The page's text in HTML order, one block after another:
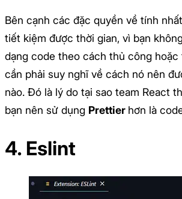
Bên cạnh các đặc quyền về tính
tiết kiệm được thời gian, vì bạn
dạng code theo cách thủ công hoặc
cần phải suy nghĩ về cách nó nên
nào. Đó là lý do tại sao team React
bạn nên sử dụng Prettier hơn là
4. Eslint